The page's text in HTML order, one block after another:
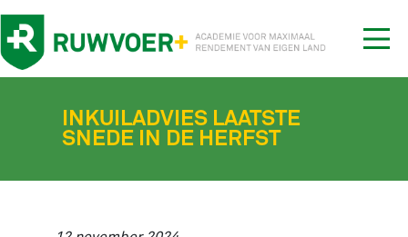
INKUILADVIES LAATSTE
SNEDE IN DE HERFST